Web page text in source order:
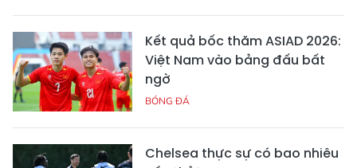
Kết quả bốc thăm ASIAD 2026:
Việt Nam vào bảng đấu bất
ngờ
BÓNG ĐÁ
Chelsea thực sự có bao nhiêu